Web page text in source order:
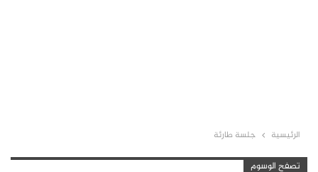
الرئيسية جلسة طارئة
تصفح الوسوم